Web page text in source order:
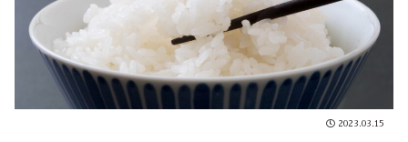
2023.03.15